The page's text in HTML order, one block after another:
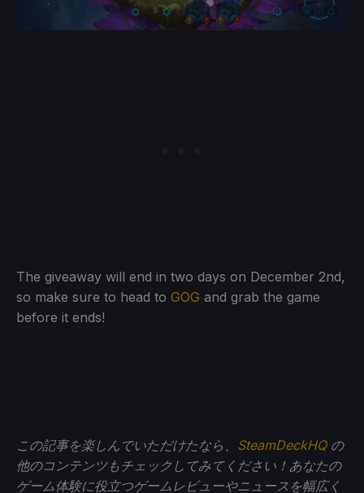
The giveaway will end in two days on December 2nd,
so make sure to head to GOG and grab the game
before it ends!
この記事を楽しんでいただけたなら、 SteamDeckHQの
他のコンテンツもチェックしてみてください！あなたの
ゲーム体験に役立つゲームレビューやニュースを幅広く